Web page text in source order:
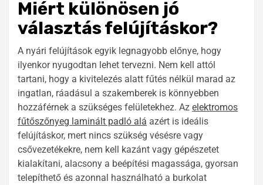
Miért különösen jó
választás felújításkor?
A nyári felújítások egyik legnagyobb előnye, hogy
ilyenkor nyugodtan lehet tervezni. Nem kell attól
tartani, hogy a kivitelezés alatt fűtés nélkül marad az
ingatlan, ráadásul a szakemberek is könnyebben
hozzáférnek a szükséges felületekhez. Az elektromos
fűtőszőnyeg laminált padló alá azért is ideális
felújításkor, mert nincs szükség vésésre vagy
csővezetékekre, nem kell kazánt vagy gépészetet
kialakítani, alacsony a beépítési magassága, gyorsan
telepíthető és azonnal használható a burkolat